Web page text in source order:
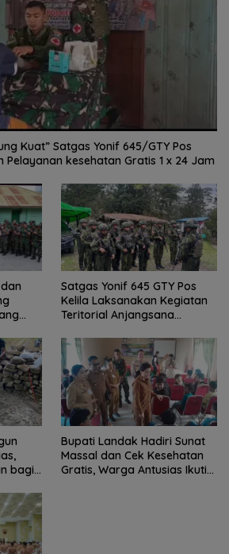
Kuat” Satgas Yonif 645/GTY Pos
Pelayanan kesehatan Gratis 1 x 24 Jam
Satgas Yonif 645 GTY Pos
Kelila Laksanakan Kegiatan
Teritorial Anjangsana
Lurah
bagi
Bupati Landak Hadiri Sunat
Massal dan Cek Kesehatan
Gratis, Warga Antusias Ikuti